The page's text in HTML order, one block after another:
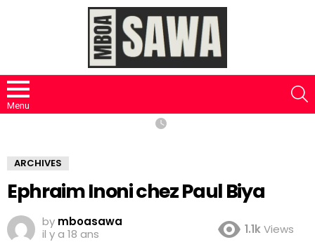
Menu
ARCHIVES
Ephraim Inoni chez Paul Biya
by mboasawa
il y a 18 ans
1.1kViews